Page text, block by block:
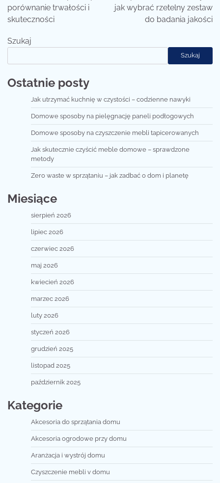
porównanie trwałości i
skuteczności
jak wybrać rzetelny zestaw
do badania jakości
Szukaj
Szukaj
Ostatnie posty
Jak utrzymać kuchnię w czystości – codzienne nawyki
Domowe sposoby na pielęgnację paneli podłogowych
Domowe sposoby na czyszczenie mebli tapicerowanych
Jak skutecznie czyścić meble domowe – sprawdzone
metody
Zero waste w sprzątaniu – jak zadbać o dom i planetę
Miesiące
sierpień 2026
lipiec 2026
czerwiec 2026
maj 2026
kwiecień 2026
marzec 2026
luty 2026
styczeń 2026
grudzień 2025
listopad 2025
październik 2025
Kategorie
Akcesoria do sprzątania domu
Akcesoria ogrodowe przy domu
Aranżacja i wystrój domu
Czyszczenie mebli v domu